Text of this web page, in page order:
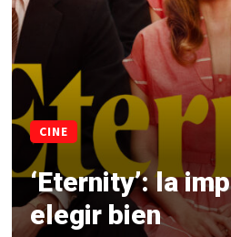
CINE
‘Eternity’: la
elegir bien